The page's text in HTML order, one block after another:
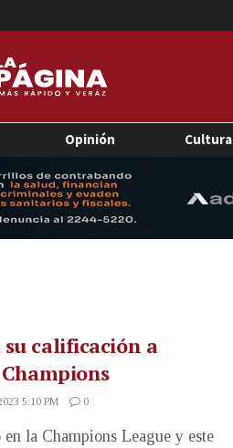
Opinión Cultura
calificación a
5:10 PM 0
la Champions League y este